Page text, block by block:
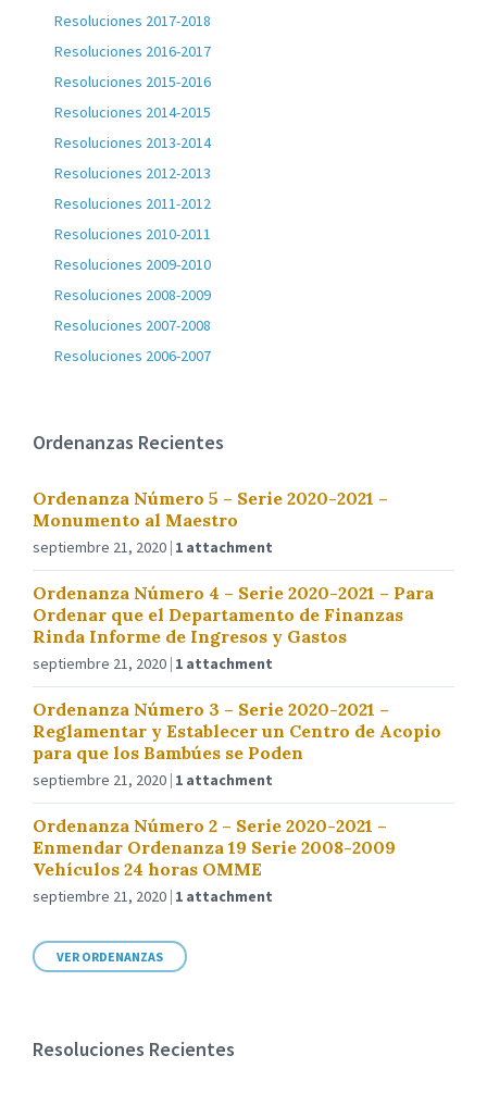
Resoluciones 2017-2018
Resoluciones 2016-2017
Resoluciones 2015-2016
Resoluciones 2014-2015
Resoluciones 2013-2014
Resoluciones 2012-2013
Resoluciones 2011-2012
Resoluciones 2010-2011
Resoluciones 2009-2010
Resoluciones 2008-2009
Resoluciones 2007-2008
Resoluciones 2006-2007
Ordenanzas Recientes
Ordenanza Número 5 – Serie 2020-2021 –
Monumento al Maestro
septiembre 21, 2020 1 attachment
Ordenanza Número 4 – Serie 2020-2021 – Para
Ordenar que el Departamento de Finanzas
Rinda Informe de Ingresos y Gastos
septiembre 21, 2020 1 attachment
Ordenanza Número 3 – Serie 2020-2021 –
Reglamentar y Establecer un Centro de Acopio
para que los Bambúes se Poden
septiembre 21, 2020 1 attachment
Ordenanza Número 2 – Serie 2020-2021 –
Enmendar Ordenanza 19 Serie 2008-2009
Vehículos 24 horas OMME
septiembre 21, 2020 1 attachment
VER ORDENANZAS
Resoluciones Recientes